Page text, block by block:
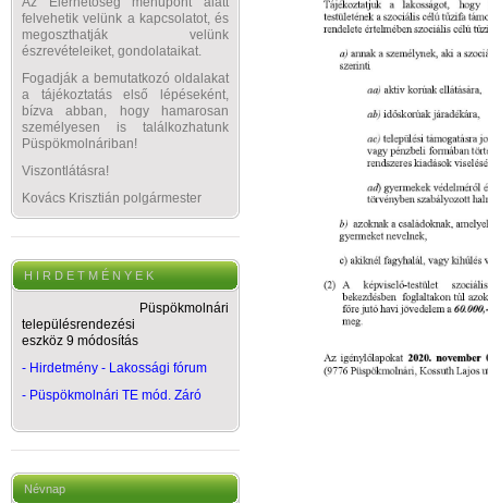
felvehetik velünk a kapcsolatot, és
megoszthatják velünk
észrevételeiket, gondolataikat.
Fogadják a bemutatkozó oldalakat
a tájékoztatás első lépéseként,
bízva abban, hogy hamarosan
személyesen is találkozhatunk
Püspökmolnáriban!
Viszontlátásra!
Kovács Krisztián polgármester
H I R D E T M É N Y E K
Püspökmolnári
településrendezési
eszköz 9 módosítás
- Hirdetmény - Lakossági fórum
- Püspökmolnári TE mód. Záró
Névnap